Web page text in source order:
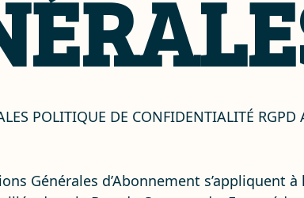
POLITIQUE DE CONFIDENTIALITÉ RGPD
Générales d’Abonnement s’appliquent